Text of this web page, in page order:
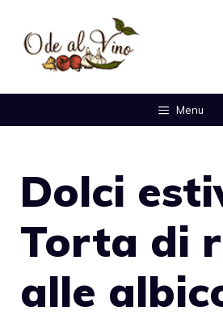
contenuto
Menu
Dolci
Torta di
alle